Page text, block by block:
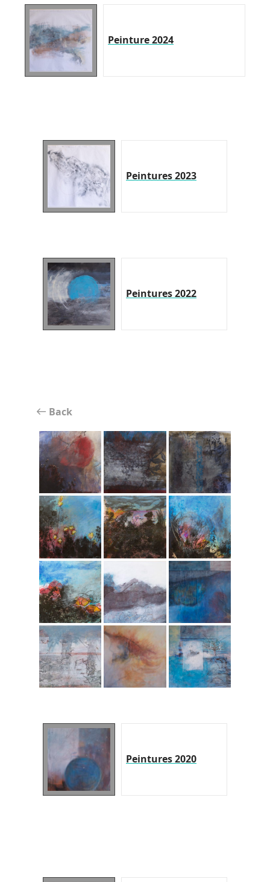
Peinture 2024
Peintures 2023
Peintures 2022
Back
Peintures 2020